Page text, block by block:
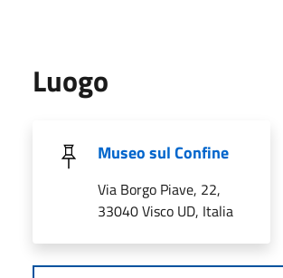
Luogo
Museo sul Confine
Via Borgo Piave, 22,
33040 Visco UD, Italia